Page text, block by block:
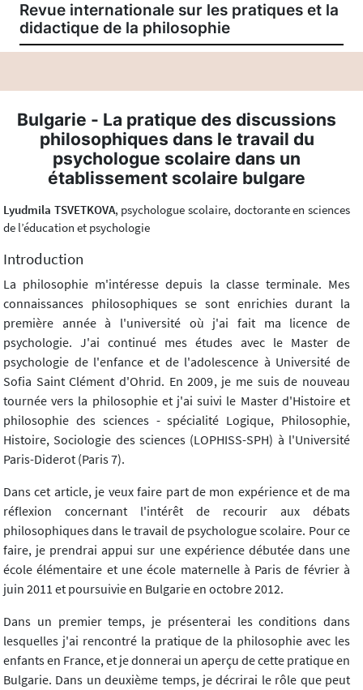
Revue internationale sur les pratiques et la
didactique de la philosophie
Bulgarie - La pratique des discussions
philosophiques dans le travail du
psychologue scolaire dans un
établissement scolaire bulgare
Lyudmila TSVETKOVA, psychologue scolaire, doctorante en sciences
de l’éducation et psychologie
Introduction
La philosophie m'intéresse depuis la classe terminale. Mes
connaissances philosophiques se sont enrichies durant la
première année à l'université où j'ai fait ma licence de
psychologie. J'ai continué mes études avec le Master de
psychologie de l'enfance et de l'adolescence à Université de
Sofia Saint Clément d'Ohrid. En 2009, je me suis de nouveau
tournée vers la philosophie et j'ai suivi le Master d'Histoire et
philosophie des sciences - spécialité Logique, Philosophie,
Histoire, Sociologie des sciences (LOPHISS-SPH) à l'Université
Paris-Diderot (Paris 7).
Dans cet article, je veux faire part de mon expérience et de ma
réflexion concernant l'intérêt de recourir aux débats
philosophiques dans le travail de psychologue scolaire. Pour ce
faire, je prendrai appui sur une expérience débutée dans une
école élémentaire et une école maternelle à Paris de février à
juin 2011 et poursuivie en Bulgarie en octobre 2012.
Dans un premier temps, je présenterai les conditions dans
lesquelles j'ai rencontré la pratique de la philosophie avec les
enfants en France, et je donnerai un aperçu de cette pratique en
Bulgarie. Dans un deuxième temps, je décrirai le rôle que peut